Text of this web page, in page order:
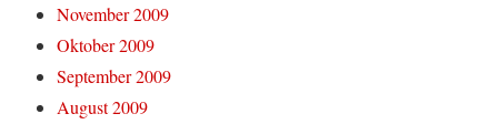
November 2009
Oktober 2009
September 2009
August 2009